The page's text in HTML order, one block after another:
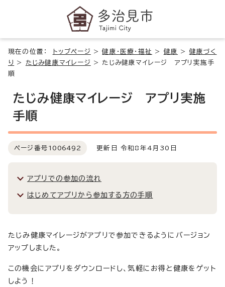
現在の位置： トップページ >健康・医療・福祉 > 健康 > 健康づく
り
> たじみ健康マイレージ > たじみ健康マイレージ アプリ実施手
順
たじみ健康マイレージ アプリ実施
手順
ページ番号 1006492 更新日 令和8年4月30日
アプリでの参加の流れ
はじめてアプリから参加する方の手順
たじみ健康マイレージがアプリで参加できるようにバージョン
アップしました。
この機会にアプリをダウンロードし、気軽にお得と健康をゲット
しよう！